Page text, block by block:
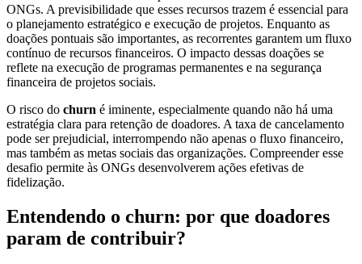
ONGs. A previsibilidade que esses recursos trazem é essencial para
o planejamento estratégico e execução de projetos. Enquanto as
doações pontuais são importantes, as recorrentes garantem um fluxo
contínuo de recursos financeiros. O impacto dessas doações se
reflete na execução de programas permanentes e na segurança
financeira de projetos sociais.
O risco do churn é iminente, especialmente quando não há uma
estratégia clara para retenção de doadores. A taxa de cancelamento
pode ser prejudicial, interrompendo não apenas o fluxo financeiro,
mas também as metas sociais das organizações. Compreender esse
desafio permite às ONGs desenvolverem ações efetivas de
fidelização.
Entendendo o churn: por que doadores
param de contribuir?